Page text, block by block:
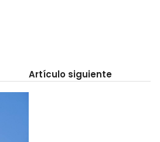
Artículo siguiente